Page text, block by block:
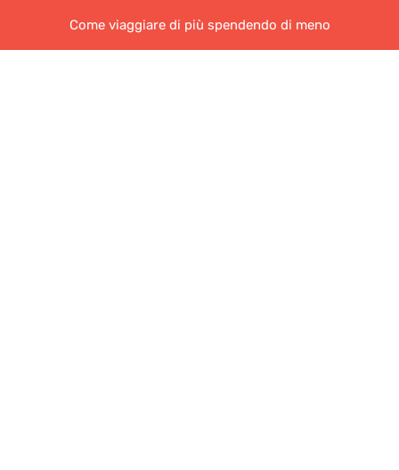
Come viaggiare di più spendendo di meno